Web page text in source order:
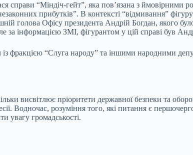
“Міндіч-гейт”, яка пов’язана з ймовірними
прибутків”. В контексті “відмивання”
голова Офісу президента Андрій Богдан, якого
інформацією ЗМІ, фігурантом у цій справі був
фракцією “Слуга народу” та іншими народними
висвітлює пріоритети державної безпеки та
Водночас, розуміння того, які питання є
увагу громадськості.